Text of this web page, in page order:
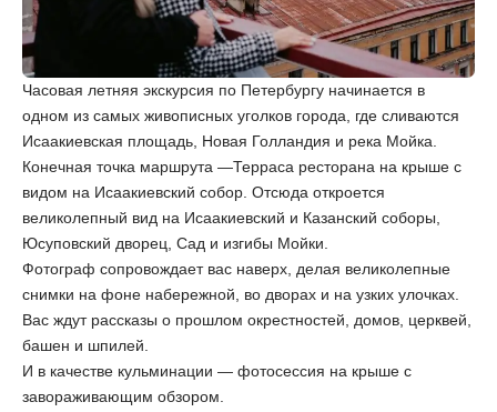
Часовая летняя экскурсия по Петербургу начинается в
одном из самых живописных уголков города, где сливаются
Исаакиевская площадь, Новая Голландия и река Мойка.
Конечная точка маршрута —Терраса ресторана на крыше с
видом на Исаакиевский собор. Отсюда откроется
великолепный вид на Исаакиевский и Казанский соборы,
Юсуповский дворец, Сад и изгибы Мойки.
Фотограф сопровождает вас наверх, делая великолепные
снимки на фоне набережной, во дворах и на узких улочках.
Вас ждут рассказы о прошлом окрестностей, домов, церквей,
башен и шпилей.
И в качестве кульминации — фотосессия на крыше с
завораживающим обзором.